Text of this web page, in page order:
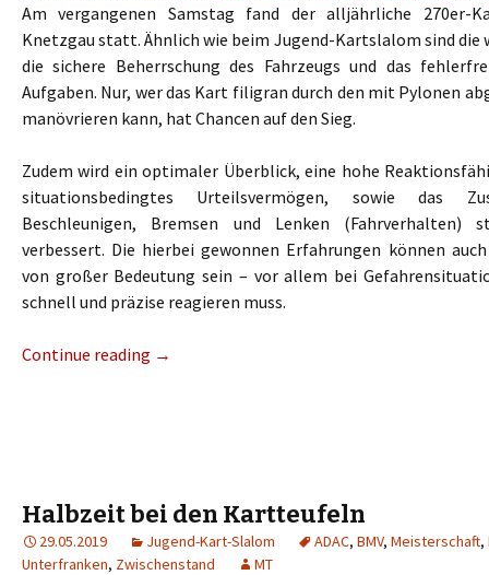
Am vergangenen Samstag fand der alljährliche 270er-
Knetzgau statt. Ähnlich wie beim Jugend-Kartslalom sind die
die sichere Beherrschung des Fahrzeugs und das
Aufgaben. Nur, wer das Kart filigran durch den mit Pylonen
manövrieren kann, hat Chancen auf den Sieg.
Zudem wird ein optimaler Überblick, eine hohe
situationsbedingtes Urteilsvermögen, sowie das
Beschleunigen, Bremsen und Lenken (Fahrverhalten)
verbessert. Die hierbei gewonnen Erfahrungen können
von großer Bedeutung sein – vor allem bei
schnell und präzise reagieren muss.
Continue reading →
Halbzeit bei den Kartteufeln
29.05.2019 Jugend-Kart-Slalom ADAC, BMV, Meisterschaft,
Unterfranken, Zwischenstand MT